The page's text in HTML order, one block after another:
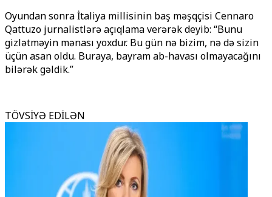
Oyundan sonra İtaliya millisinin baş məşqçisi Cennaro
Qattuzo jurnalistlərə açıqlama verərək deyib: “Bunu
gizlətməyin mənası yoxdur. Bu gün nə bizim, nə də sizin
üçün asan oldu. Buraya, bayram ab-havası olmayacağını
bilərək gəldik.”
TÖVSİYƏ EDİLƏN